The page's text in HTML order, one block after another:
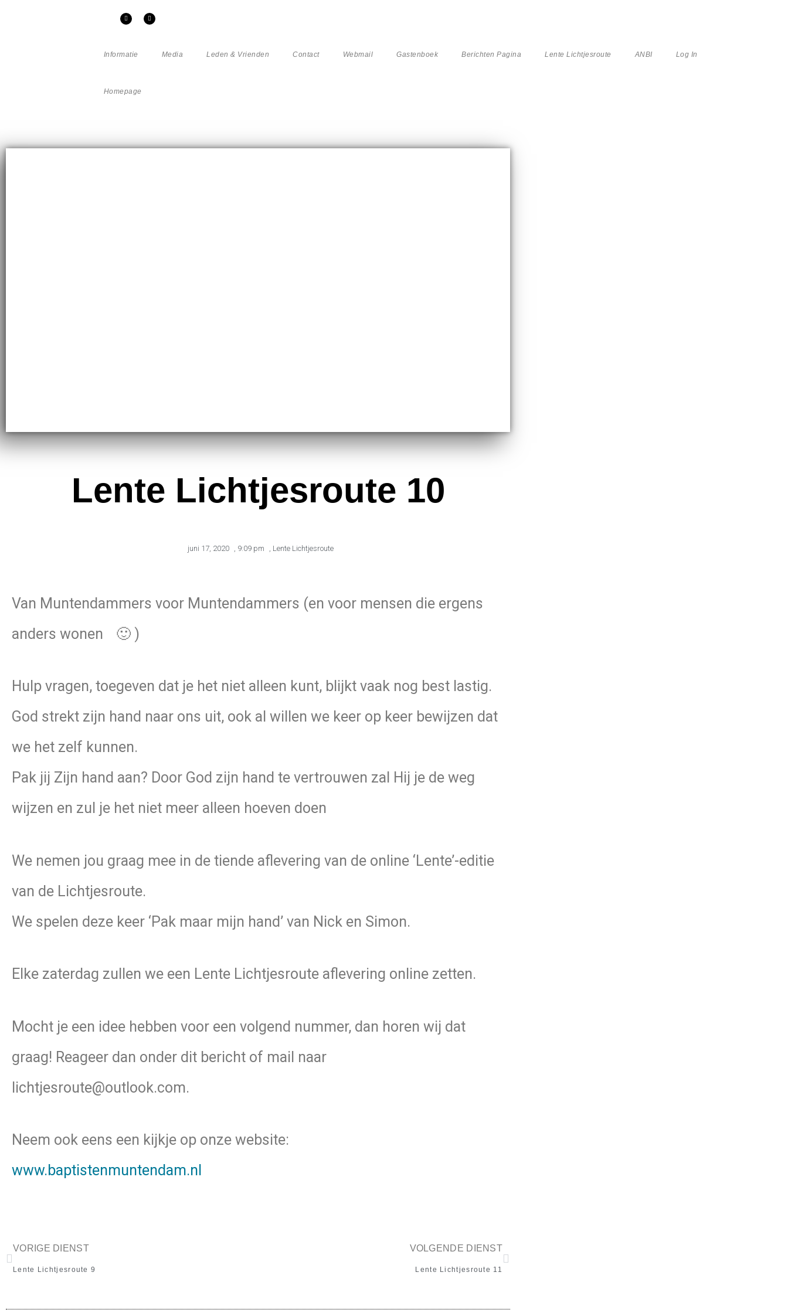
Informatie Media Leden & Vrienden Contact Webmail Gastenboek Berichten Pagina Lente Lichtjesroute ANBI Log In
Homepage
Lente Lichtjesroute 10
juni 17, 2020 9:09 pm Lente Lichtjesroute
Van Muntendammers voor Muntendammers (en voor mensen die ergens
anders wonen
🙂 )
Hulp vragen, toegeven dat je het niet alleen kunt, blijkt vaak nog best lastig.
God strekt zijn hand naar ons uit, ook al willen we keer op keer bewijzen dat
we het zelf kunnen.
Pak jij Zijn hand aan? Door God zijn hand te vertrouwen zal Hij je de weg
wijzen en zul je het niet meer alleen hoeven doen
We nemen jou graag mee in de tiende aflevering van de online ‘Lente’-editie
van de Lichtjesroute.
We spelen deze keer ‘Pak maar mijn hand’ van Nick en Simon.
Elke zaterdag zullen we een Lente Lichtjesroute aflevering online zetten.
Mocht je een idee hebben voor een volgend nummer, dan horen wij dat
graag! Reageer dan onder dit bericht of mail naar
lichtjesroute@outlook.com.
Neem ook eens een kijkje op onze website:
www.baptistenmuntendam.nl
VORIGE DIENST
Lente Lichtjesroute 9
VOLGENDE DIENST
Lente Lichtjesroute 11